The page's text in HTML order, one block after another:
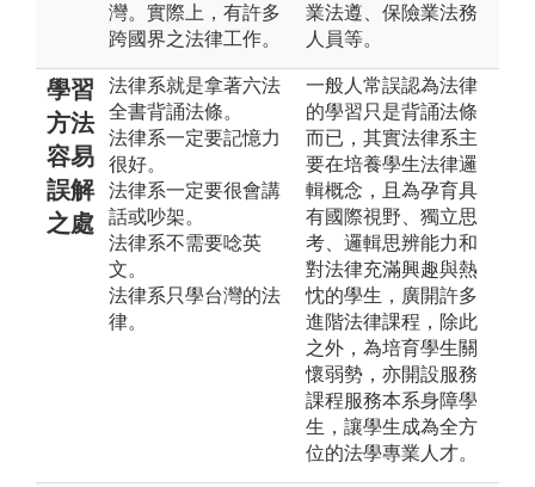
灣。實際上，有許多
跨國界之法律工作。
業法遵、保險業法務
人員等。
學習
方法
容易
誤解
之處
法律系就是拿著六法
全書背誦法條。
法律系一定要記憶力
很好。
法律系一定要很會講
話或吵架。
法律系不需要唸英
文。
法律系只學台灣的法
律。
一般人常誤認為法律
的學習只是背誦法條
而已，其實法律系主
要在培養學生法律邏
輯概念，且為孕育具
有國際視野、獨立思
考、邏輯思辨能力和
對法律充滿興趣與熱
忱的學生，廣開許多
進階法律課程，除此
之外，為培育學生關
懷弱勢，亦開設服務
課程服務本系身障學
生，讓學生成為全方
位的法學專業人才。